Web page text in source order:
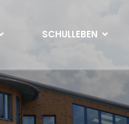
SCHULLEBEN